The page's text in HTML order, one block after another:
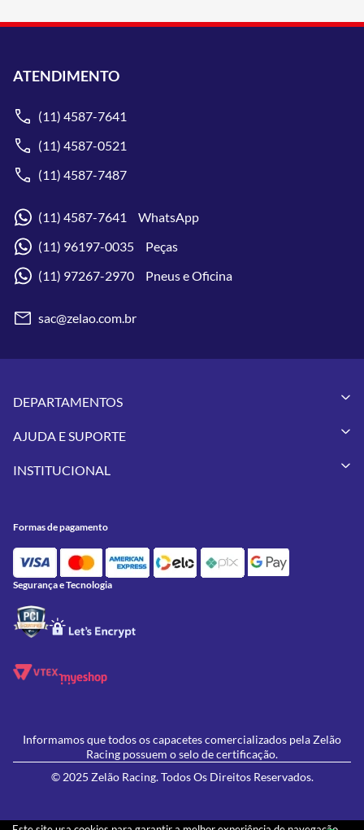
ATENDIMENTO
(11) 4587-7641
(11) 4587-0521
(11) 4587-7487
(11) 4587-7641 WhatsApp
(11) 96197-0035 Peças
(11) 97267-2970 Pneus e Oficina
sac@zelao.com.br
DEPARTAMENTOS
Vestuários
Pneus
Utilidades
Feminino
Lançamentos
AJUDA E SUPORTE
Meus Pedidos
Política de Privacidade
Política de Campanhas e promoções
INSTITUCIONAL
Contato
Oficina/Serviços
Formas de pagamento
Segurança e Tecnologia
Informamos que todos os capacetes comercializados pela Zelão
Racing possuem o selo de certificação.
© 2025 Zelão Racing. Todos Os Direitos Reservados.